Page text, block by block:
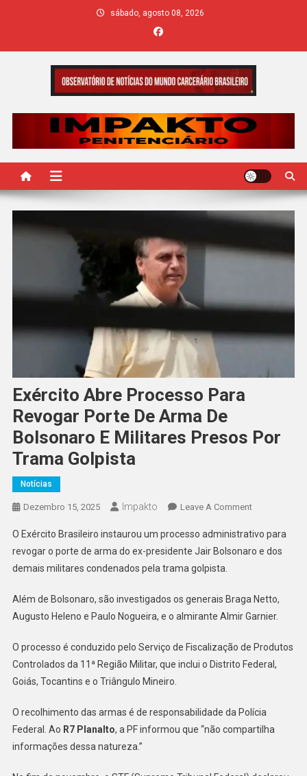
sábado, agosto 08, 2026
IMPAKTO
Exército Abre Processo Para
Revogar Porte De Arma De
Bolsonaro E Militares Presos Por
Trama Golpista
Notícias
Dezembro 15, 2025 Impakto Leave A CommentOn
Abre
Processo
Porte
De
De
Bolsonaro
Presos
Por
O Exército Brasileiro instaurou um processo administrativo para
revogar o porte de arma do ex-presidente Jair Bolsonaro e dos
demais militares condenados pela trama golpista.
Além de Bolsonaro, são investigados os generais Braga Netto,
Augusto Heleno e Paulo Nogueira, e o almirante Almir Garnier.
O processo é conduzido pelo Serviço de Fiscalização de Produtos
Controlados da 11ª Região Militar, que inclui o Distrito Federal,
Goiás, Tocantins e o Triângulo Mineiro.
O recolhimento das armas é de responsabilidade da Polícia
Federal. Ao R7 Planalto, a PF informou que “não compartilha
informações dessa natureza.”